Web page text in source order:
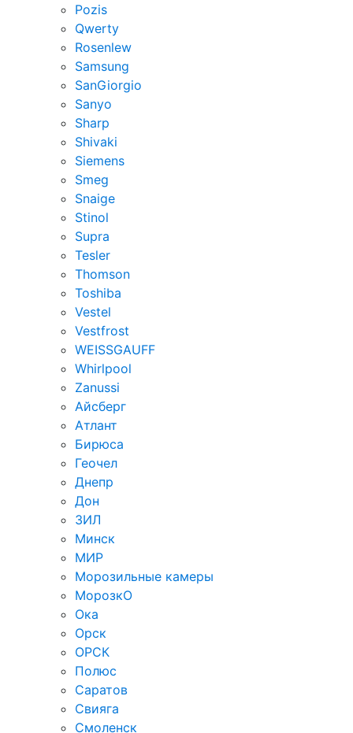
Pozis
Qwerty
Rosenlew
Samsung
SanGiorgio
Sanyo
Sharp
Shivaki
Siemens
Smeg
Snaige
Stinol
Supra
Tesler
Thomson
Toshiba
Vestel
Vestfrost
WEISSGAUFF
Whirlpool
Zanussi
Айсберг
Атлант
Бирюса
Геочел
Днепр
Дон
ЗИЛ
Минск
МИР
Морозильные камеры
МорозкО
Ока
Орск
ОРСК
Полюс
Саратов
Свияга
Смоленск